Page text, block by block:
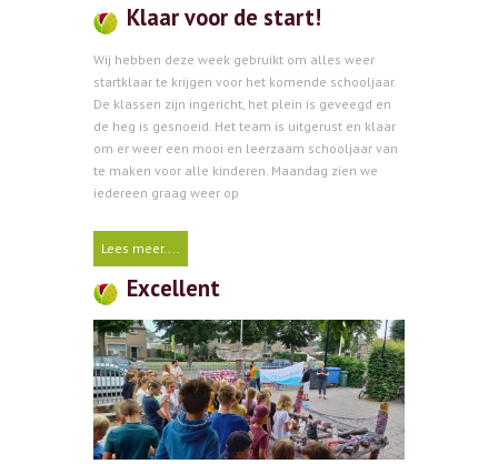
Klaar voor de start!
Wij hebben deze week gebruikt om alles weer
startklaar te krijgen voor het komende schooljaar.
De klassen zijn ingericht, het plein is geveegd en
de heg is gesnoeid. Het team is uitgerust en klaar
om er weer een mooi en leerzaam schooljaar van
te maken voor alle kinderen. Maandag zien we
iedereen graag weer op
Lees meer....
Excellent